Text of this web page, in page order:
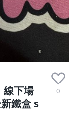
線下場
鐵盒 s
0